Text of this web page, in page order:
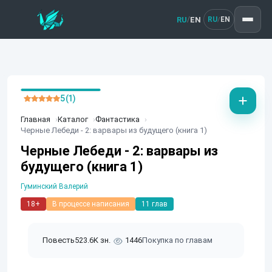
RU/EN RU/ EN
Главная Каталог
Фантастика
Черные Лебеди - 2: варвары из будущего (книга 1)
Черные Лебеди - 2: варвары из
будущего (книга 1)
Гуминский Валерий
18+ В процессе написания 11 глав
Повесть523.6K зн. 1446Покупка по главам
5 (1)